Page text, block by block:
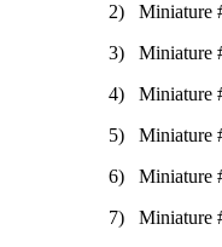
2) Miniature
3) Miniature
4) Miniature
5) Miniature
6) Miniature
7) Miniature